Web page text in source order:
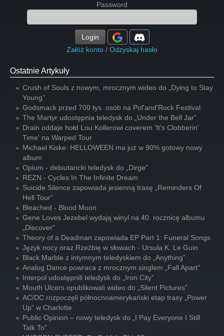
Password
Login
Załóż konto / Odzyskaj hasło
Ostatnie Artykuły
Crush of Souls z nowym, mrocznym wideo do „Dying to Stay
Young”
Godsmack przed 700 tys. osób na Pol'and'Rock Festival
The Martyr udostępnia teledysk do „Under the Bell Jar”
Drain oddaje hołd Lou Kollerowi coverem 'It's Clobberin'
Time' na Warped Tour
Michael Kiske: HELLOWEEN ma już w 90% gotowy nowy
album
Opium - debiutancki teledysk do „Dirge”
REZN - Cycles In The Infinite Dream
Suicide Silence zapowiada jesienną trasę „Reminders Of
Hell Tour”
Bleached - Blood Moon
Gene Loves Jezebel wydają winyl na 40. rocznicę albumu
„Discover”
Theory of a Deadman zapowiada EP Part 1: Funeral Songs
Język nocy oraz Rzeźbię w słowach - Ursula K. Le Guin
Black Marble z intymnym teledyskiem do „Anything”
Analog Dance powraca z mrocznym singlem „Fall Apart”
Interpol udostępnili teledysk do „Iron City”
Mouth Ulcers opublikowali wideo do „Silent Pictures”
AC/DC rozpoczęli północnoamerykański etap trasy „Power
Up” w Charlotte
Public Opinion – nowy teledysk do „I Pay Everyone I Still
Talk To”